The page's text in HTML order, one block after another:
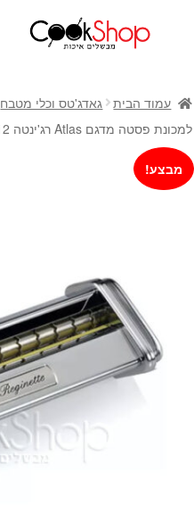
חנות
כלי בישול
סירים
מחבתות
כלי הגשה ואירוח
סכינים
אפייה
קפה ותה
גיפט קארד
מתנות לחנוכת בית
עמוד הבית גאדג'טס וכלי מטבח
למכונת פסטה מדגם Atlas רג'ינטה 12 מ"מ
מבצע!